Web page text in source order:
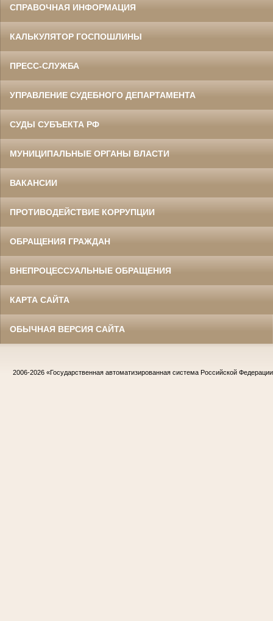
СПРАВОЧНАЯ ИНФОРМАЦИЯ
КАЛЬКУЛЯТОР ГОСПОШЛИНЫ
ПРЕСС-СЛУЖБА
УПРАВЛЕНИЕ СУДЕБНОГО ДЕПАРТАМЕНТА
СУДЫ СУБЪЕКТА РФ
МУНИЦИПАЛЬНЫЕ ОРГАНЫ ВЛАСТИ
ВАКАНСИИ
ПРОТИВОДЕЙСТВИЕ КОРРУПЦИИ
ОБРАЩЕНИЯ ГРАЖДАН
ВНЕПРОЦЕССУАЛЬНЫЕ ОБРАЩЕНИЯ
КАРТА САЙТА
ОБЫЧНАЯ ВЕРСИЯ САЙТА
2006-2026 «Государственная автоматизированная система Российской